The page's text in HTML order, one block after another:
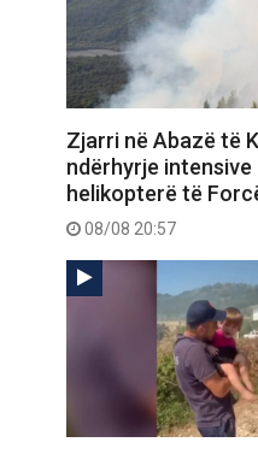
Zjarri në Abazë të
ndërhyrje intensive
helikopterë të
08/08 20:57